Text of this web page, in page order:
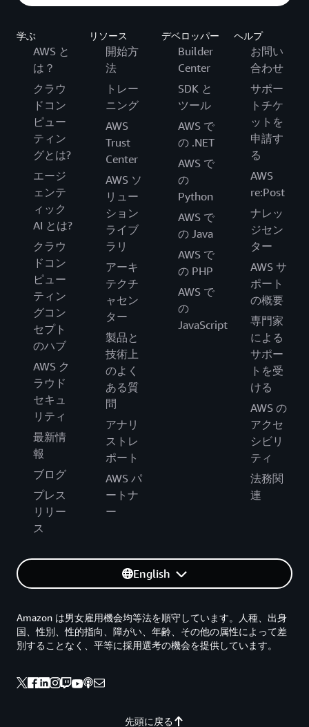
学ぶ
AWS と
は？
クラウ
ドコン
ピュー
ティン
グとは?
エージ
ェンテ
ィック
AI とは?
クラウ
ドコン
ピュー
ティン
グコン
セプト
のハブ
AWS ク
ラウド
セキュ
リティ
最新情
報
ブログ
プレス
リリー
ス
リソース
開始方
法
トレー
ニング
AWS
Trust
Center
AWS ソ
リュー
ション
ライブ
ラリ
アーキ
テクチ
ャセン
ター
製品と
技術上
のよく
ある質
問
アナリ
ストレ
ポート
AWS パ
ートナ
ー
デベロッパー
Builder
Center
SDK と
ツール
AWS で
の .NET
AWS で
の
Python
AWS で
の Java
AWS で
の PHP
AWS で
の
JavaScript
ヘルプ
お問い
合わせ
サポー
トチケ
ットを
申請す
る
AWS
re:Post
ナレッ
ジセン
ター
AWS サ
ポート
の概要
専門家
による
サポー
トを受
ける
AWS の
アクセ
シビリ
ティ
法務関
連
English
先頭に戻る
Amazon は男女雇用機会均等法を順守しています。人種、出身
国、性別、性的指向、障がい、年齢、その他の属性によって差
別することなく、平等に採用選考の機会を提供しています。